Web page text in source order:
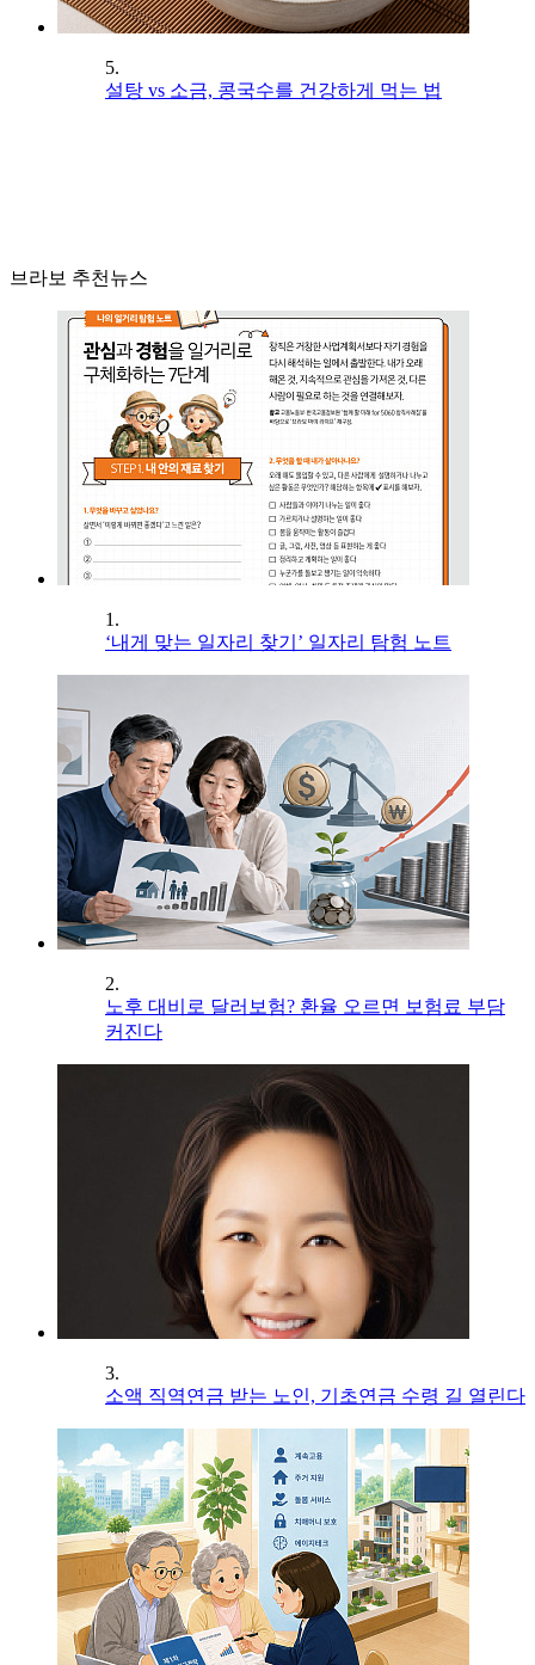
5.
설탕 vs 소금, 콩국수를 건강하게 먹는 법
브라보 추천뉴스
1.
‘내게 맞는 일자리 찾기’ 일자리 탐험 노트
2.
노후 대비로 달러보험? 환율 오르면 보험료 부담
커진다
3.
소액 직역연금 받는 노인, 기초연금 수령 길 열린다